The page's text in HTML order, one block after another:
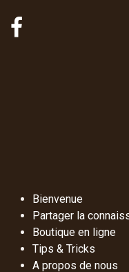
Bienvenue
Partager la
Boutique en ligne
Tips & Tricks
A propos de nous